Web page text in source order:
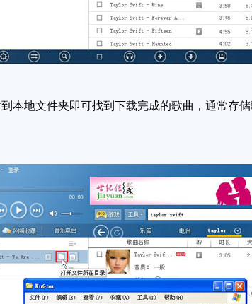
地文件夹即可找到下载完成的歌曲，通常存储